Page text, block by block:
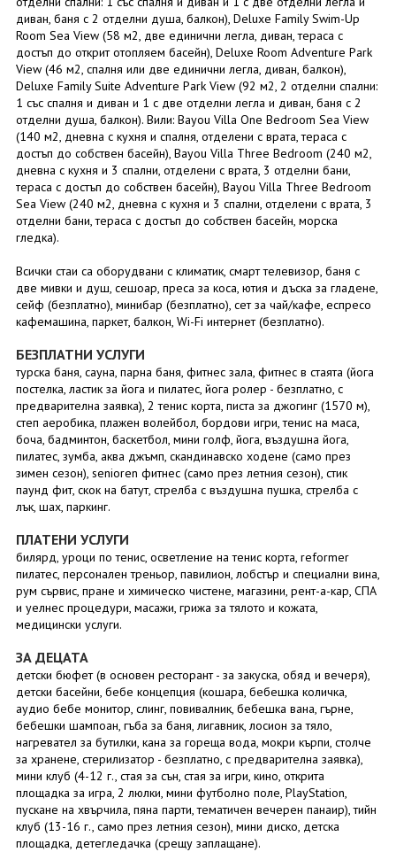
диван, баня с 2 отделни душа, балкон), Deluxe Family Swim-Up
Room Sea View (58 м2, две единични легла, диван, тераса с
достъп до открит отопляем басейн), Deluxe Room Adventure Park
View (46 м2, спалня или две единични легла, диван, балкон),
Deluxe Family Suite Adventure Park View (92 м2, 2 отделни спални:
1 със спалня и диван и 1 с две отделни легла и диван, баня с 2
отделни душа, балкон). Вили: Bayou Villa One Bedroom Sea View
(140 м2, дневна с кухня и спалня, отделени с врата, тераса с
достъп до собствен басейн), Bayou Villa Three Bedroom (240 м2,
дневна с кухня и 3 спални, отделени с врата, 3 отделни бани,
тераса с достъп до собствен басейн), Bayou Villa Three Bedroom
Sea View (240 м2, дневна с кухня и 3 спални, отделени с врата, 3
отделни бани, тераса с достъп до собствен басейн, морска
гледка).
Всички стаи са оборудвани с климатик, смарт телевизор, баня с
две мивки и душ, сешоар, преса за коса, ютия и дъска за гладене,
сейф (безплатно), минибар (безплатно), сет за чай/кафе, еспресо
кафемашина, паркет, балкон, Wi-Fi интернет (безплатно).
БЕЗПЛАТНИ УСЛУГИ
турска баня, сауна, парна баня, фитнес зала, фитнес в стаята (йога
постелка, ластик за йога и пилатес, йога ролер - безплатно, с
предварителна заявка), 2 тенис корта, писта за джогинг (1570 м),
степ аеробика, плажен волейбол, бордови игри, тенис на маса,
боча, бадминтон, баскетбол, мини голф, йога, въздушна йога,
пилатес, зумба, аква джъмп, скандинавско ходене (само през
зимен сезон), senioren фитнес (само през летния сезон), стик
паунд фит, скок на батут, стрелба с въздушна пушка, стрелба с
лък, шах, паркинг.
ПЛАТЕНИ УСЛУГИ
билярд, уроци по тенис, осветление на тенис корта, reformer
пилатес, персонален треньор, павилион, лобстър и специални вина,
рум сървис, пране и химическо чистене, магазини, рент-а-кар, СПА
и уелнес процедури, масажи, грижа за тялото и кожата,
медицински услуги.
ЗА ДЕЦАТА
детски бюфет (в основен ресторант - за закуска, обяд и вечеря),
детски басейни, бебе концепция (кошара, бебешка количка,
аудио бебе монитор, слинг, повивалник, бебешка вана, гърне,
бебешки шампоан, гъба за баня, лигавник, лосион за тяло,
нагревател за бутилки, кана за гореща вода, мокри кърпи, столче
за хранене, стерилизатор - безплатно, с предварителна заявка),
мини клуб (4-12 г., стая за сън, стая за игри, кино, открита
площадка за игра, 2 люлки, мини футболно поле, PlayStation,
пускане на хвърчила, пяна парти, тематичен вечерен панаир), тийн
клуб (13-16 г., само през летния сезон), мини диско, детска
площадка, детегледачка (срещу заплащане).